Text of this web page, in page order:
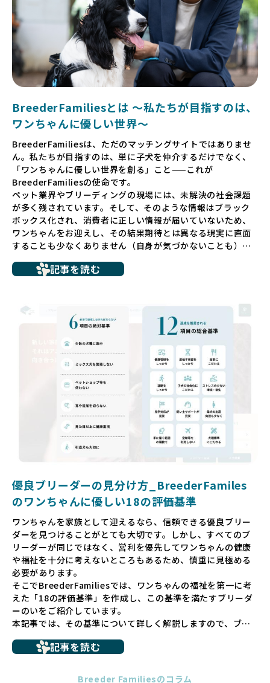
BreederFamiliesとは 〜私たちが目指すのは、
ワンちゃんに優しい世界〜
BreederFamiliesは、ただのマッチングサイトではありませ
ん。私たちが目指すのは、単に子犬を仲介するだけでなく、
「ワンちゃんに優しい世界を創る」こと——これが
BreederFamiliesの使命です。
ペット業界やブリーディングの現場には、未解決の社会課題
が多く残されています。そして、そのような情報はブラック
ボックス化され、消費者に正しい情報が届いていないため、
ワンちゃんをお迎えし、その結果期待とは異なる現実に直面
することも少なくありません（自身が気づかないことも）。
ち、健康面や社会性に問題を抱えていたり、またブリーダー
いるというケースもあります。こうした問題は、消費者にと
っても大きな負担であり、ワンちゃん自身にとっても非常に
だからこそ、私たちは正しい情報と安心して選べる場所を提
供すべきだと考えています。BreederFamiliesでは、ワンち
ゃんを家族のように愛する「優良ブリーダー」のみを独自の
厳しい基準で厳選し、その評価基準や評価結果をオープンに
しています。これにより、消費者の皆様が安心して子犬やブ
リーダーを選べる環境を整えています。
そして、消費者の皆様が正しい情報をもとに優良ブリーダー
を求めることで、ワンちゃんを家族のように愛する優良ブリ
ーダーが増え、営利優先の「悪徳ブリーダー」が自然と淘汰
される社会を目指しています。目の前の子犬だけでなく、親
ゃんに優しい世界を築いていきたいと考えています。
長するための環境が十分に整っていない場合が多く、販売ま
での間に過密な環境や長距離移動のストレスを受けることが
少なくありません。このような環境は、健康リスクや社会性
の問題につながりやすく、ワンちゃんにとっても望ましいと
は言えません。
こうした背景から、BreederFamiliesはペットショップを介
さない直接販売を採用するとともに、ペットオークションや
ペットショップを利用するブリーダーの掲載も行ってしませ
ん。
ペットショップを避けた方がいい理由の詳細はこちら
法令レベルの最低基準にとどまっていることが問題です。こ
記事を読む
優良ブリーダーの見分け方_BreederFamiles
のワンちゃんに優しい18の評価基準
ワンちゃんを家族として迎えるなら、信頼できる優良ブリー
ダーを見つけることがとても大切です。しかし、すべてのブ
リーダーが同じではなく、営利を優先してワンちゃんの健康
や福祉を十分に考えないところもあるため、慎重に見極める
必要があります。
そこでBreederFamiliesでは、ワンちゃんの福祉を第一に考
えた「18の評価基準」を作成し、この基準を満たすブリーダ
ーのいをご紹介しています。
本記事では、その基準について詳しく解説しますので、ブリ
に断尾（しっぽを切る）や断耳（耳を切る）が行われている
記事を読む
Breeder Familiesのコラム